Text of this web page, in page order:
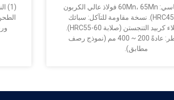
الإصدار الأساسي: 60Mn، 65Mn فولاذ عالي الكربون
(صلابة HRC45-50). نسخة مقاومة للتآكل: سبائك
الصلب + طلاء كربيد التنجستن (صلابة HRC55-60).
الحجم: القطر: عادةً 200 ~ 400 مم (نموذج رصف
مطابق).
(1)